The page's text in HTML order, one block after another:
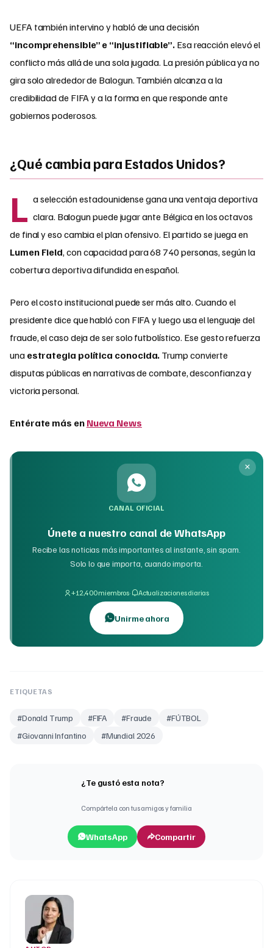
UEFA también intervino y habló de una decisión
“incomprehensible” e “injustifiable”. Esa reacción elevó el
conflicto más allá de una sola jugada. La presión pública ya no
gira solo alrededor de Balogun. También alcanza a la
credibilidad de FIFA y a la forma en que responde ante
gobiernos poderosos.
¿Qué cambia para Estados Unidos?
L a selección estadounidense gana una ventaja deportiva
clara. Balogun puede jugar ante Bélgica en los octavos
de final y eso cambia el plan ofensivo. El partido se juega en
Lumen Field, con capacidad para 68 740 personas, según la
cobertura deportiva difundida en español.
Pero el costo institucional puede ser más alto. Cuando el
presidente dice que habló con FIFA y luego usa el lenguaje del
fraude, el caso deja de ser solo futbolístico. Ese gesto refuerza
una estrategia política conocida. Trump convierte
disputas públicas en narrativas de combate, desconfianza y
victoria personal.
Entérate más en Nueva News
CANAL OFICIAL
Únete a nuestro canal de WhatsApp
Recibe las noticias más importantes al instante, sin spam.
Solo lo que importa, cuando importa.
+12,400 miembros· Actualizaciones diarias
Unirme ahora
ETIQUETAS
#Donald Trump #FIFA #Fraude #FÚTBOL
#Giovanni Infantino #Mundial 2026
¿Te gustó esta nota?
Compártela con tus amigos y familia
WhatsApp Compartir